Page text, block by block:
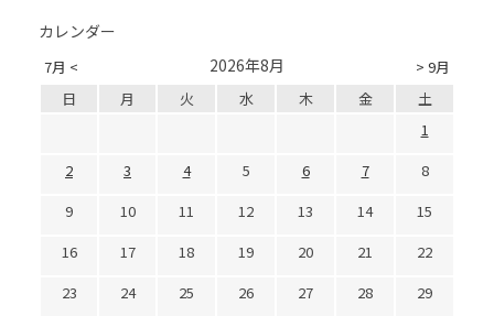
カレンダー
7月 < > 9月
2026年8月
日 月 火 水 木 金
土
1
2
3 4 5 6 7
8
9
10 11 12 13 14
15
16
17 18 19 20 21
22
23
24 25 26 27 28
29